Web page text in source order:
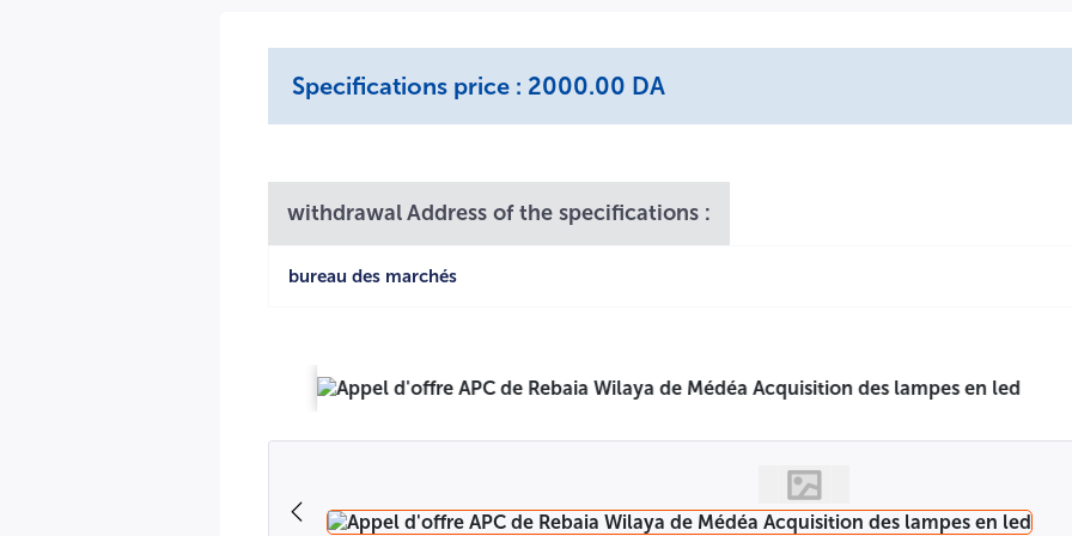
التاسعة صباحا 09:00 إلى غاية 11:00 صباحا ويعتبر هذا الإعلان بمثابة دعوى للمتعهدين لحضور جلسة الفتح التي تكون على الساعة (11.00) صباحا من نفس يوم الإيداع . (لا يتم قبول أي عرض بعد هذا
" قرئ وقبل " مكتوبة بخط اليد مملوء وممضي ومختوم ومؤرخ.
Specifications price : 2000.00 DA
withdrawal Address of the specifications :
bureau des marchés